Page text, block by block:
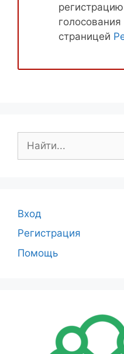
голосования
страницей
Вход
Регистрация
Помощь